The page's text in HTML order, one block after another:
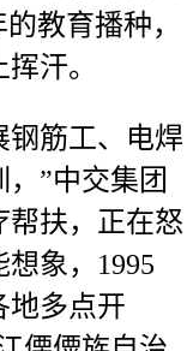
教育播种，
汗。
筋工、电焊
”中交集团
帮扶，正在怒
象，1995
地多点开